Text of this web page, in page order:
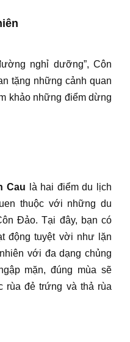
nghỉ dưỡng”, Côn
tặng những cảnh quan
khảo những điểm dừng
Cau là hai điểm du lịch
thuộc với những du
Đảo. Tại đây, bạn có
động tuyệt vời như lặn
với đa dạng chủng
mặn, đúng mùa sẽ
rùa đẻ trứng và thả rùa